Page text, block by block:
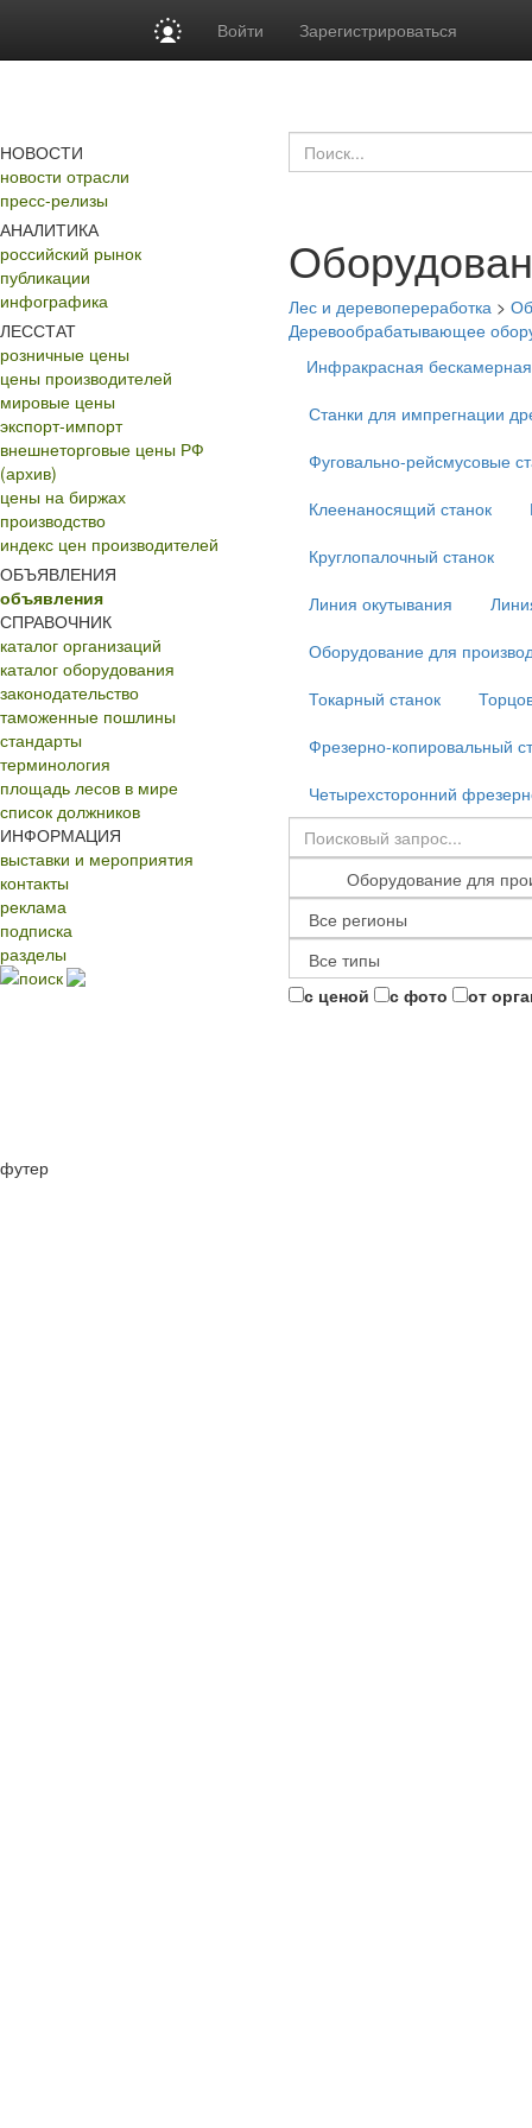
Войти Зарегистрироваться
НОВОСТИ
новости отрасли
пресс-релизы
АНАЛИТИКА
российский рынок
публикации
инфографика
ЛЕССТАТ
розничные цены
цены производителей
мировые цены
экспорт-импорт
внешнеторговые цены РФ
(архив)
цены на биржах
производство
индекс цен производителей
ОБЪЯВЛЕНИЯ
объявления
СПРАВОЧНИК
каталог организаций
каталог оборудования
законодательство
таможенные пошлины
стандарты
терминология
площадь лесов в мире
список должников
ИНФОРМАЦИЯ
выставки и мероприятия
контакты
реклама
подписка
разделы
поиск
Лес и деревопереработка >
Деревообрабатывающее
Инфракрасная
Станки для импрегнации
Фуговально-рейсмусовые
Клеенаносящий станок
Круглопалочный станок
Линия окутывания
Оборудование для
Токарный станок
Фрезерно-копировальный
Четырехсторонний
с ценой с фото от
футер